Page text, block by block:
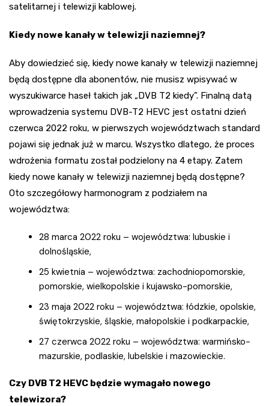
satelitarnej i telewizji kablowej.
Kiedy nowe kanały w telewizji naziemnej?
Aby dowiedzieć się, kiedy nowe kanały w telewizji naziemnej
będą dostępne dla abonentów, nie musisz wpisywać w
wyszukiwarce haseł takich jak „DVB T2 kiedy”. Finalną datą
wprowadzenia systemu DVB-T2 HEVC jest ostatni dzień
czerwca 2022 roku, w pierwszych województwach standard
pojawi się jednak już w marcu. Wszystko dlatego, że proces
wdrożenia formatu został podzielony na 4 etapy. Zatem
kiedy nowe kanały w telewizji naziemnej będą dostępne?
Oto szczegółowy harmonogram z podziałem na
województwa:
28 marca 2022 roku – województwa: lubuskie i
dolnośląskie,
25 kwietnia – województwa: zachodniopomorskie,
pomorskie, wielkopolskie i kujawsko-pomorskie,
23 maja 2022 roku – województwa: łódzkie, opolskie,
świętokrzyskie, śląskie, małopolskie i podkarpackie,
27 czerwca 2022 roku – województwa: warmińsko-
mazurskie, podlaskie, lubelskie i mazowieckie.
Czy DVB T2 HEVC będzie wymagało nowego
telewizora?